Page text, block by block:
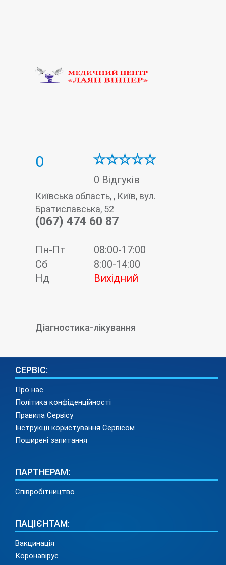
0
0 Відгуків
Київська область, , Київ, вул.
Братиславська, 52
(067) 474 60 87
Пн-Пт
08:00-17:00
Сб
8:00-14:00
Нд
Вихідний
Діагностика-лікування
СЕРВІС:
Про нас
Політика конфіденційності
Правила Сервісу
Інструкції користування Сервісом
Поширені запитання
ПАРТНЕРАМ:
Співробітництво
ПАЦІЄНТАМ:
Вакцинація
Коронавірус